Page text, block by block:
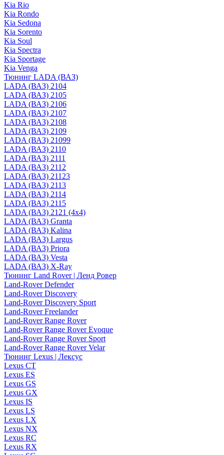
Kia Rio
Kia Rondo
Kia Sedona
Kia Sorento
Kia Soul
Kia Spectra
Kia Sportage
Kia Venga
Тюнинг LADA (ВАЗ)
LADA (ВАЗ) 2104
LADA (ВАЗ) 2105
LADA (ВАЗ) 2106
LADA (ВАЗ) 2107
LADA (ВАЗ) 2108
LADA (ВАЗ) 2109
LADA (ВАЗ) 21099
LADA (ВАЗ) 2110
LADA (ВАЗ) 2111
LADA (ВАЗ) 2112
LADA (ВАЗ) 21123
LADA (ВАЗ) 2113
LADA (ВАЗ) 2114
LADA (ВАЗ) 2115
LADA (ВАЗ) 2121 (4x4)
LADA (ВАЗ) Granta
LADA (ВАЗ) Kalina
LADA (ВАЗ) Largus
LADA (ВАЗ) Priora
LADA (ВАЗ) Vesta
LADA (ВАЗ) X-Ray
Тюнинг Land Rover | Ленд Ровер
Land-Rover Defender
Land-Rover Discovery
Land-Rover Discovery Sport
Land-Rover Freelander
Land-Rover Range Rover
Land-Rover Range Rover Evoque
Land-Rover Range Rover Sport
Land-Rover Range Rover Velar
Тюнинг Lexus | Лексус
Lexus CT
Lexus ES
Lexus GS
Lexus GX
Lexus IS
Lexus LS
Lexus LX
Lexus NX
Lexus RC
Lexus RX